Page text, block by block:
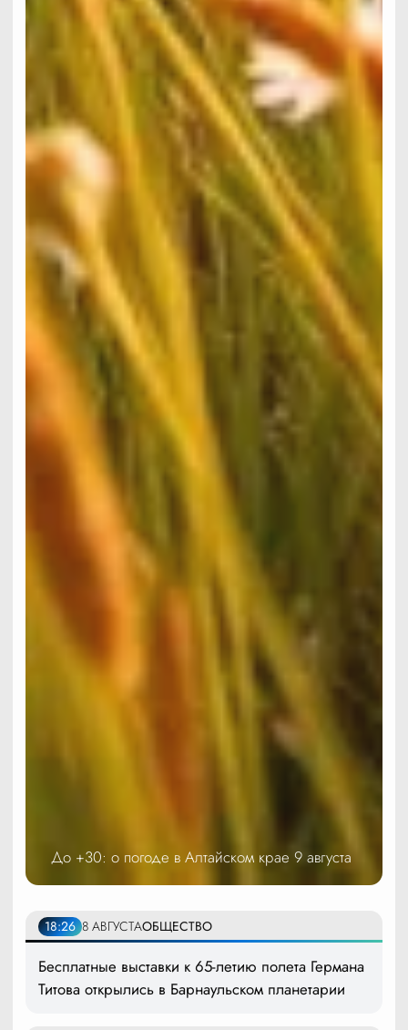
До +30: о погоде в Алтайском крае 9 августа
18:26 8 АВГУСТАОБЩЕСТВО
Бесплатные выставки к 65-летию полета Германа
Титова открылись в Барнаульском планетарии